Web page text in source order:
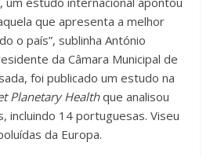
que apresenta a melhor
o país”, sublinha António
da Câmara Municipal de
foi publicado um estudo na
Planetary Healthque analisou
incluindo 14 portuguesas. Viseu
da Europa.